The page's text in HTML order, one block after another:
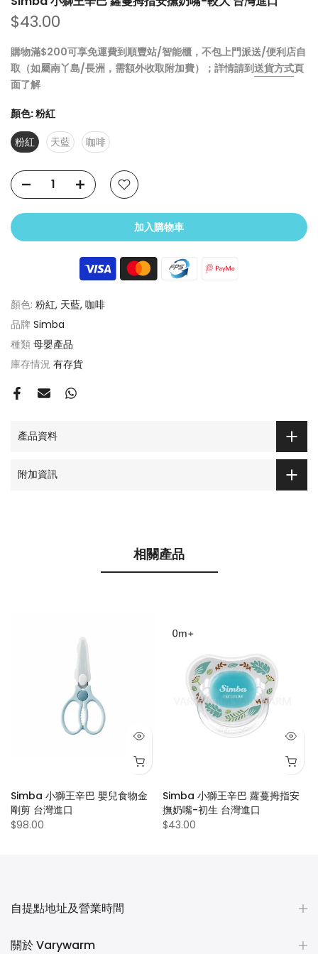
$43.00
購物滿$200可享免運費到順豐站/智能櫃，不包上門派送/便利店自
取（如屬南丫島/長洲，需額外收取附加費）；詳情請到送貨方式頁
面了解
顏色:粉紅
粉紅
天藍 咖啡
加入購物車
顏色: 粉紅, 天藍, 咖啡
品牌 Simba
種類 母嬰產品
庫存情況 有存貨
產品資料
附加資訊
相關產品
Simba 小獅王辛巴 嬰兒食物金
剛剪 台灣進口
$98.00
Simba 小獅王辛巴 蘿蔓拇指安
撫奶嘴-初生 台灣進口
$43.00
自提點地址及營業時間
關於 Varywarm